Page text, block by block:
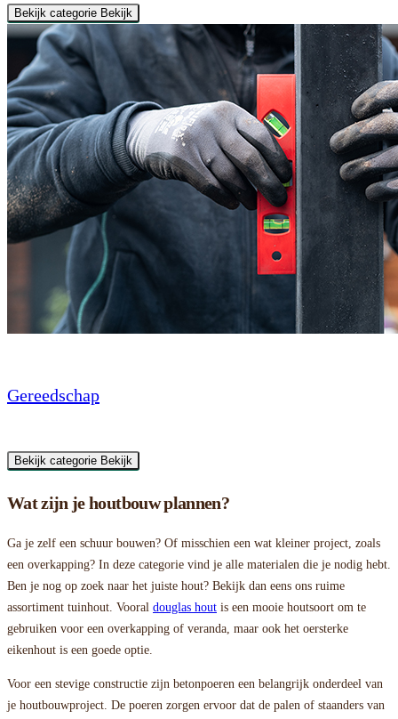
Bekijk categorie Bekijk
Gereedschap
Bekijk categorie Bekijk
Wat zijn je houtbouw plannen?
Ga je zelf een schuur bouwen? Of misschien een wat kleiner project, zoals
een overkapping? In deze categorie vind je alle materialen die je nodig hebt.
Ben je nog op zoek naar het juiste hout? Bekijk dan eens ons ruime
assortiment tuinhout. Vooral douglas hout is een mooie houtsoort om te
gebruiken voor een overkapping of veranda, maar ook het oersterke
eikenhout is een goede optie.
Voor een stevige constructie zijn betonpoeren een belangrijk onderdeel van
je houtbouwproject. De poeren zorgen ervoor dat de palen of staanders van